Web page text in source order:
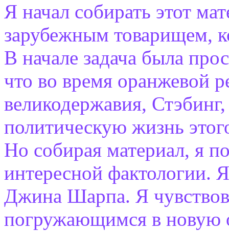
Я начал собирать этот
зарубежным товарищем,
В начале задача была
что во время оранжевой
великодержавия,
политическую жизнь
Но собирая материал, я
интересной фактологии.
Джина Шарпа. Я
погружающимся в новую